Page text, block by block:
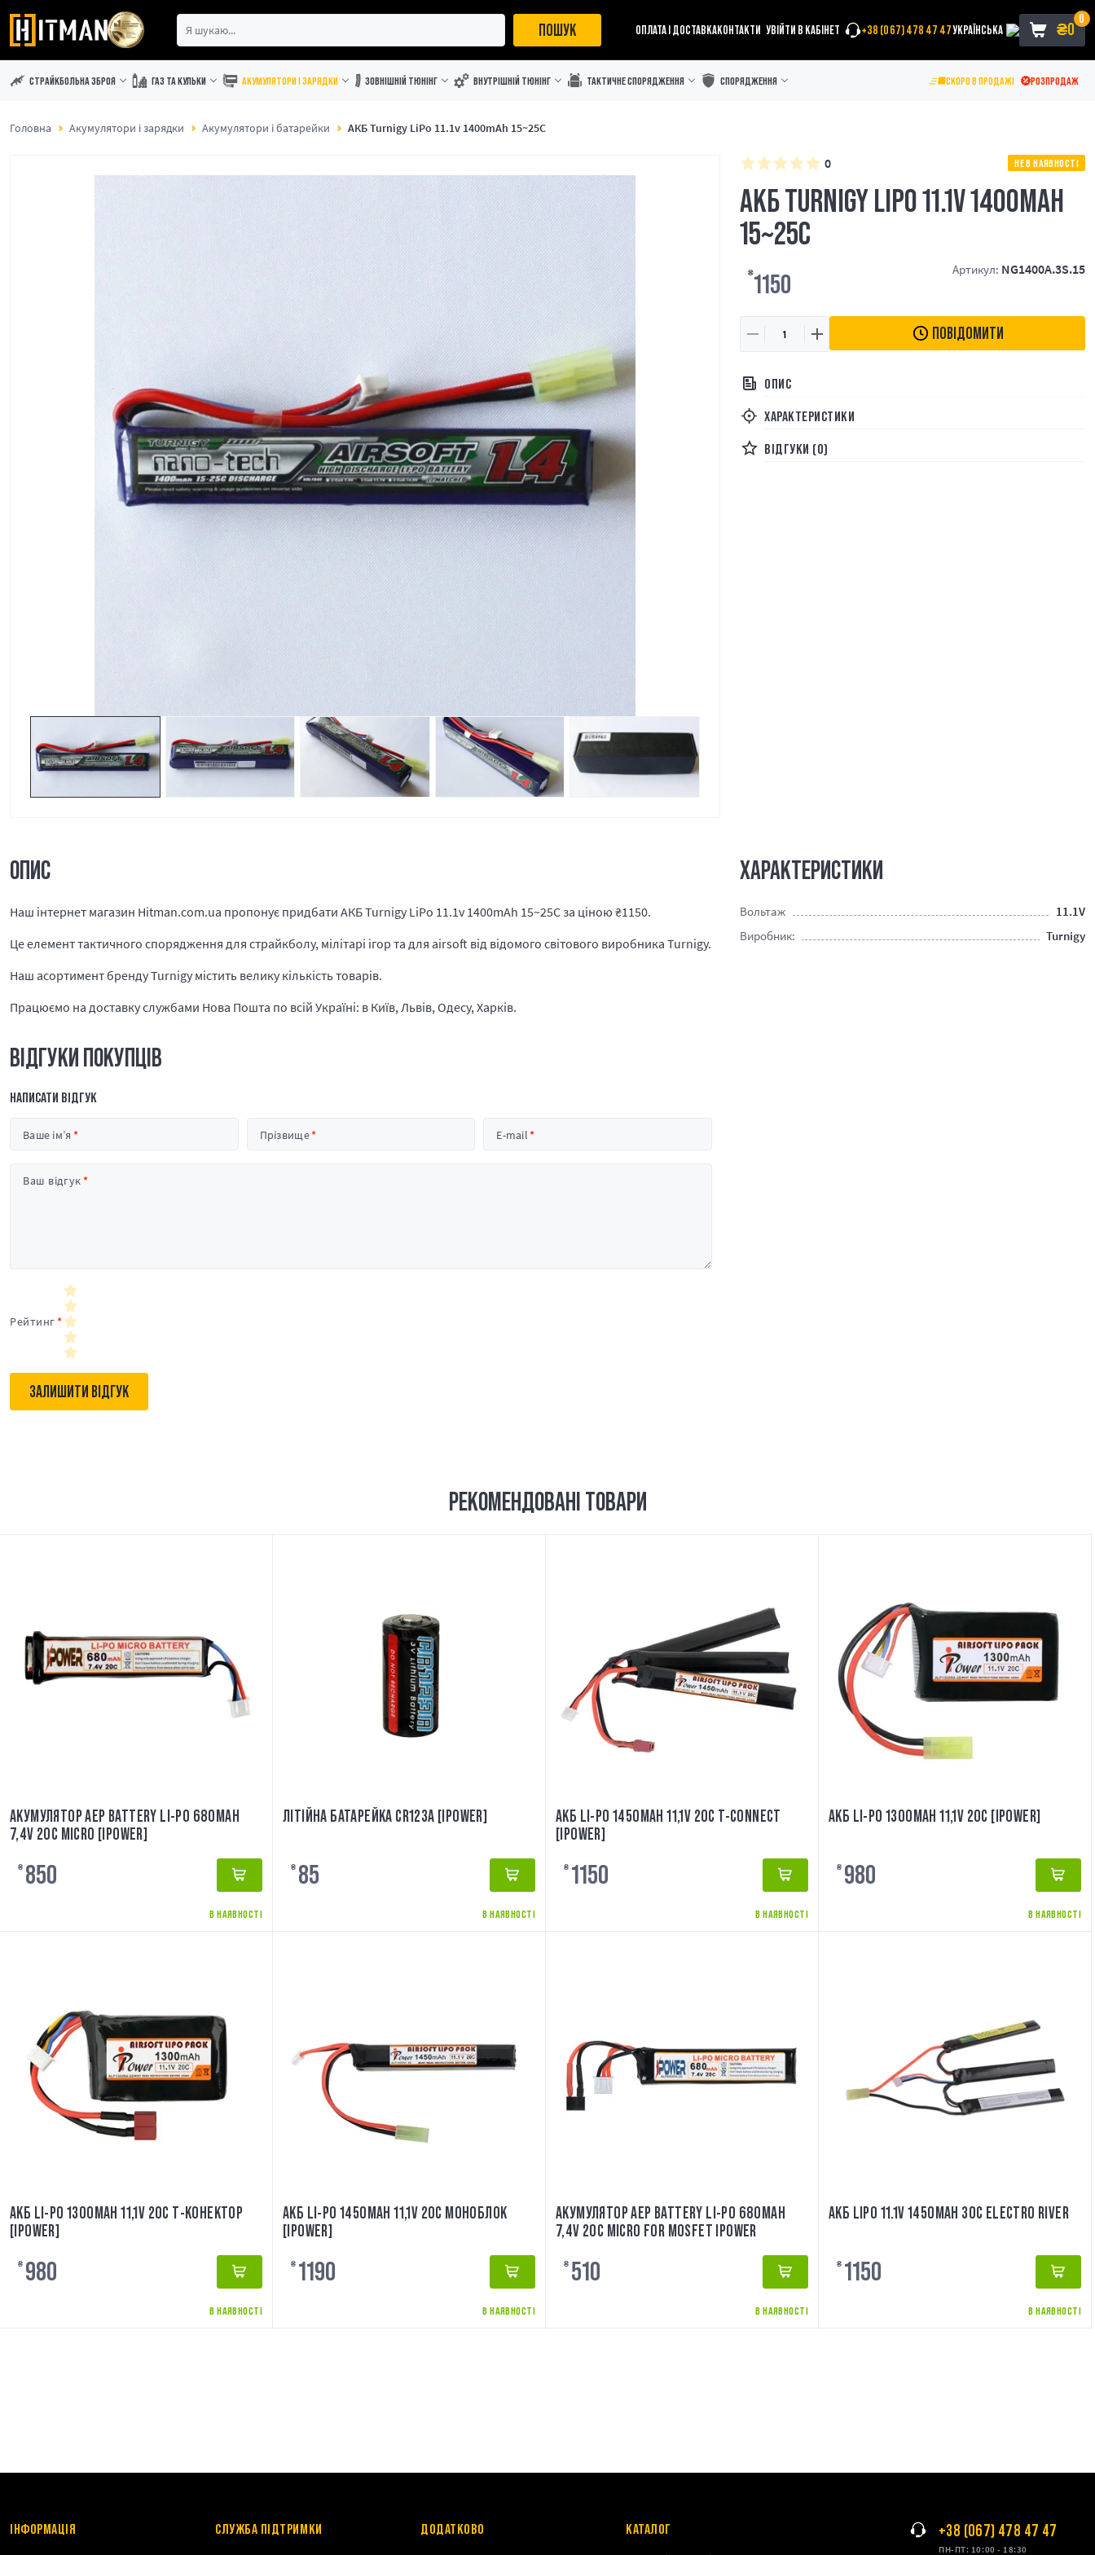
ПОШУК ОПЛАТА І ДОСТАВКАКОНТАКТИ УВІЙТИ В КАБІНЕТ +38 (067) 478 47 47УКРАЇНСЬКА
0
₴0
СТРАЙКБОЛЬНА ЗБРОЯ ГАЗ ТА КУЛЬКИ АКУМУЛЯТОРИ І ЗАРЯДКИ ЗОВНІШНІЙ ТЮНІНГ ВНУТРІШНІЙ ТЮНІНГ ТАКТИЧНЕ СПОРЯДЖЕННЯ СПОРЯДЖЕННЯ СКОРО В ПРОДАЖІ РОЗПРОДАЖ
Головна Акумулятори і зарядки Акумулятори і батарейки АКБ Turnigy LiPo 11.1v 1400mAh 15~25C
0 НЕ В НАЯВНОСТІ
АКБ TURNIGY LIPO 11.1V 1400MAH
15~25C
₴1150 Артикул: NG1400A.3S.15
ПОВІДОМИТИ
ОПИС
ХАРАКТЕРИСТИКИ
ВІДГУКИ (0)
ОПИС
Наш інтернет магазин Hitman.com.ua пропонує придбати АКБ Turnigy LiPo 11.1v 1400mAh 15~25C за ціною ₴1150.
Це елемент тактичного спорядження для страйкболу, мілітарі ігор та для airsoft від відомого світового виробника Turnigy.
Наш асортимент бренду Turnigy містить велику кількість товарів.
Працюємо на доставку службами Нова Пошта по всій Україні: в Київ, Львів, Одесу, Харків.
ВІДГУКИ ПОКУПЦІВ
НАПИСАТИ ВІДГУК
Ваше ім’я Прізвище E-mail
Ваш відгук
Рейтинг
ЗАЛИШИТИ ВІДГУК
ХАРАКТЕРИСТИКИ
Вольтаж
11.1V
Виробник:
Turnigy
РЕКОМЕНДОВАНІ ТОВАРИ
АКУМУЛЯТОР AEP BATTERY LI-PO 680MAH
7,4V 20C MICRO [IPOWER]
₴ 850
В НАЯВНОСТІ
ЛІТІЙНА БАТАРЕЙКА CR123A [IPOWER]
₴ 85
В НАЯВНОСТІ
АКБ LI-PO 1450MAH 11,1V 20C T-CONNECT
[IPOWER]
₴ 1150
В НАЯВНОСТІ
АКБ LI-PO 1300MAH 11,1V 20C [IPOWER]
₴ 980
В НАЯВНОСТІ
АКБ LI-PO 1300MAH 11,1V 20C Т-КОНЕКТОР
[IPOWER]
₴ 980
В НАЯВНОСТІ
АКБ LI-PO 1450MAH 11,1V 20C МОНОБЛОК
[IPOWER]
₴ 1190
В НАЯВНОСТІ
АКУМУЛЯТОР AEP BATTERY LI-PO 680MAH
7,4V 20C MICRO FOR MOSFET IPOWER
₴ 510
В НАЯВНОСТІ
АКБ LIPO 11.1V 1450MAH 30C ELECTRO RIVER
₴ 1150
В НАЯВНОСТІ
ІНФОРМАЦІЯ СЛУЖБА ПІДТРИМКИ ДОДАТКОВО КАТАЛОГ +38 (067) 478 47 47
ПН-ПТ: 10:00 - 18:30